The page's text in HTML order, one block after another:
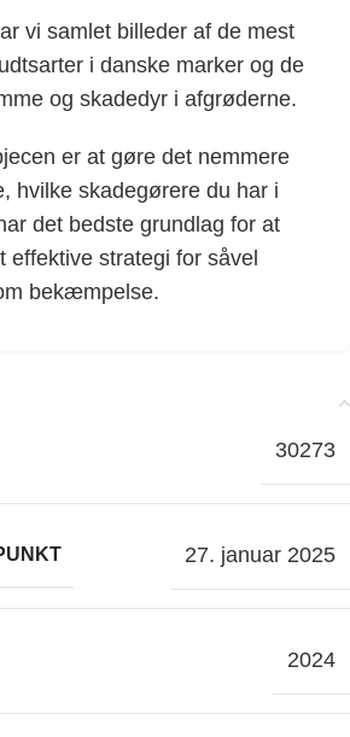
vi samlet billeder af de mest
i danske marker og de
og skadedyr i afgrøderne.
er at gøre det nemmere
hvilke skadegørere du har i
det bedste grundlag for at
strategi for såvel
bekæmpelse.
30273
27. januar 2025
2024